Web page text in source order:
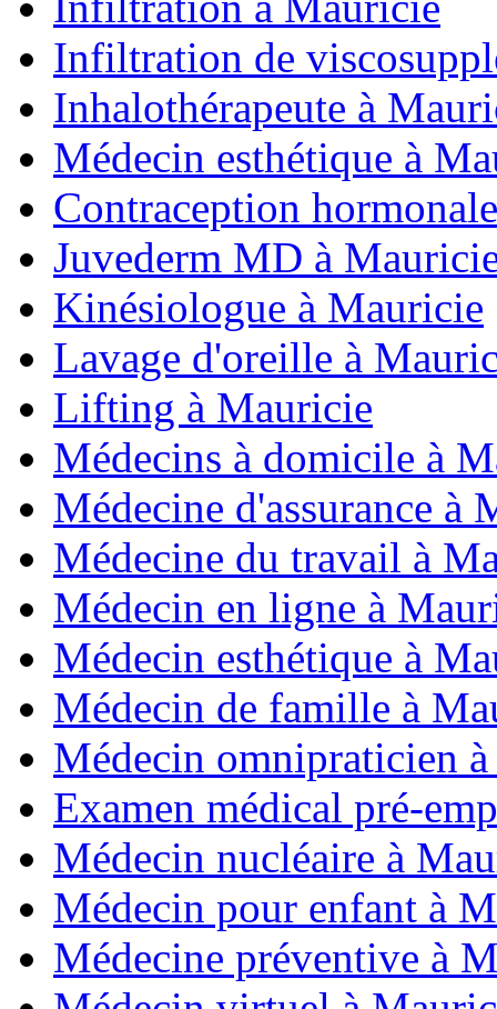
Infiltration de
Inhalothérapeute à
Médecin esthétique à
Contraception
Juvederm MD à
Kinésiologue à Mauricie
Lavage d'oreille à
Lifting à Mauricie
Médecins à domicile à
Médecine d'assurance à
Médecine du travail à
Médecin en ligne à
Médecin esthétique à
Médecin de famille à
Médecin omnipraticien
Examen médical pré-
Médecin nucléaire à
Médecin pour enfant à
Médecine préventive à